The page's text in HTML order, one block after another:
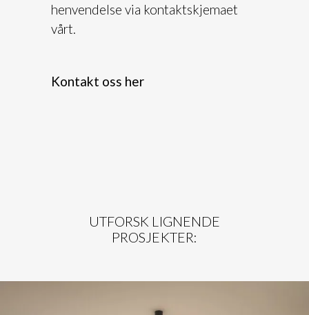
henvendelse via kontaktskjemaet
vårt.
Kontakt oss her
UTFORSK LIGNENDE
PROSJEKTER: